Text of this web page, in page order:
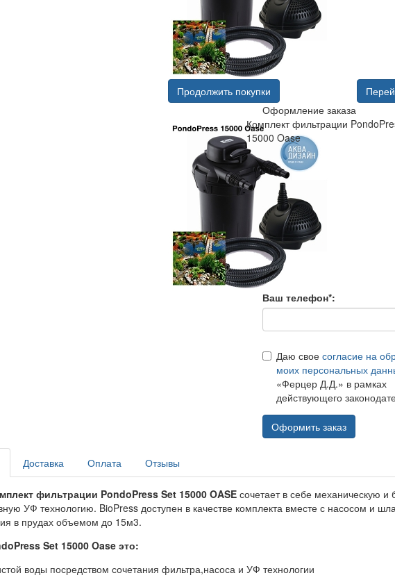
Продолжить покупки
Оформление заказа
Комплект фильтрации
15000 Oase
Ваш телефон*:
Даю свое согласие на
моих персональных
«Ферцер Д.Д.» в рамках
действующего
Оформить заказ
Доставка Оплата Отзывы
фильтрации PondoPress Set 15000 OASEсочетает в себе механическую и
УФ технологию. BioPress доступен в качестве комплекта вместе с насосом и
в прудах объемом до 15м3.
Set 15000 Oase это:
воды посредством сочетания фильтра,насоса и УФ технологии